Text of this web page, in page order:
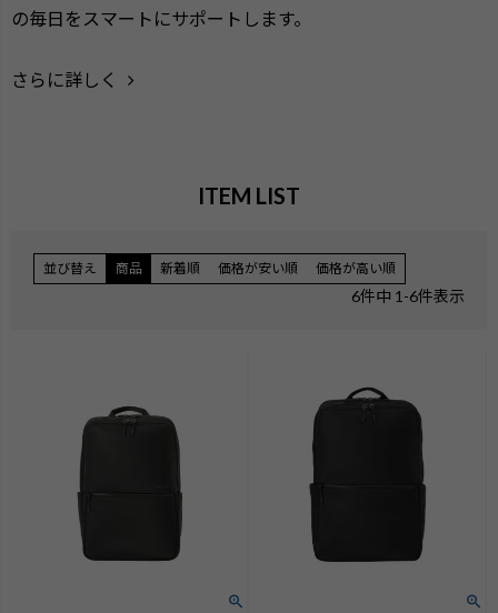
の毎日をスマートにサポートします。
さらに詳しく
ITEM LIST
並び替え 商品 新着順 価格が安い順 価格が高い順
6件中 1 -6件表示